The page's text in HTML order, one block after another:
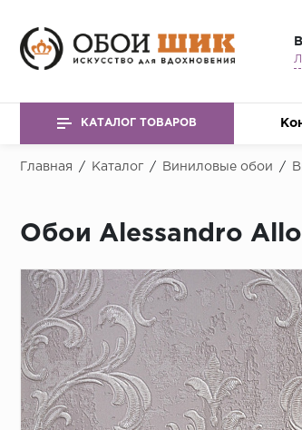
КАТАЛОГ ТОВАРОВ
Главная / Каталог / Виниловые обои /
Обои Alessandro